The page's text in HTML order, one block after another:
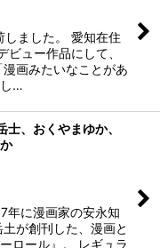
ました。 愛知在住
ュー作品にして、
画みたいなことがあ
し…
、おくやまゆか、
に漫画家の安永知
が創刊した、漫画と
ロール』。 レギュラ